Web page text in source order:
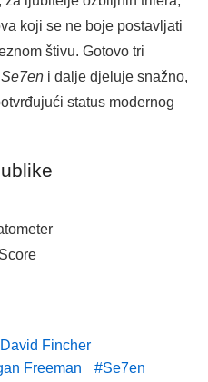
koji se ne boje postavljati
štivu. Gotovo tri
Se7en i dalje djeluje snažno,
status modernog
David Fincher
Freeman
Se7en